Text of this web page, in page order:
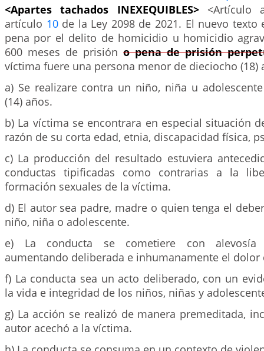
<Apartes tachados INEXEQUIBLES> <Artículo
artículo 10de la Ley 2098 de 2021. El nuevo texto
pena por el delito de homicidio u homicidio
600 meses de prisión o pena de prisión
víctima fuere una persona menor de dieciocho (18)
a) Se realizare contra un niño, niña u
(14) años.
b) La víctima se encontrara en especial situación
razón de su corta edad, etnia, discapacidad física,
c) La producción del resultado estuviera
conductas tipificadas como contrarias a la
formación sexuales de la víctima.
d) El autor sea padre, madre o quien tenga el
niño, niña o adolescente.
e) La conducta se cometiere con alevosía
aumentando deliberada e inhumanamente el dolor
f) La conducta sea un acto deliberado, con un
la vida e integridad de los niños, niñas y
g) La acción se realizó de manera premeditada,
autor acechó a la víctima.